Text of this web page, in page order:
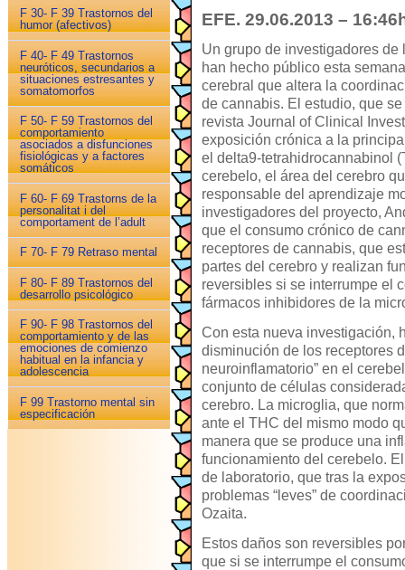
F 30- F 39 Trastornos del
humor (afectivos)
F 40- F 49 Trastornos
neuróticos, secundarios a
situaciones estresantes y
somatomorfos
F 50- F 59 Trastornos del
comportamiento
asociados a disfunciones
fisiológicas y a factores
somáticos
F 60- F 69 Trastorns de la
personalitat i del
comportament de l’adult
F 70- F 79 Retraso mental
F 80- F 89 Trastornos del
desarrollo psicológico
F 90- F 98 Trastornos del
comportamiento y de las
emociones de comienzo
habitual en la infancia y
adolescencia
F 99 Trastorno mental sin
especificación
EFE. 29.06.2013 –
Un grupo de investigadores
han hecho público esta
cerebral que altera la
de cannabis. El estudio, que
revista Journal of Clinical
exposición crónica a la
el delta9-tetrahidrocannabinol
cerebelo, el área del cerebro
responsable del aprendizaje
investigadores del proyecto,
que el consumo crónico de
receptores de cannabis, que
partes del cerebro y realizan
reversibles si se interrumpe el
fármacos inhibidores de la
Con esta nueva investigación,
disminución de los receptores
neuroinflamatorio” en el
conjunto de células
cerebro. La microglia, que
ante el THC del mismo modo
manera que se produce una
funcionamiento del cerebelo.
de laboratorio, que tras la
problemas “leves” de
Ozaita.
Estos daños son reversibles
que si se interrumpe el